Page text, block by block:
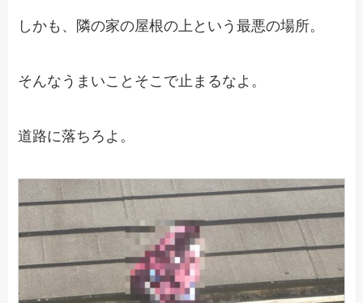
しかも、隣の家の屋根の上という最悪の場所。
そんなうまいことそこで止まるなよ。
道路に落ちろよ。